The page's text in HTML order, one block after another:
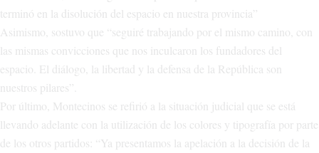
terminó en la disolución del espacio en nuestra provincia”
Asimismo, sostuvo que “seguiré trabajando por el mismo camino, con
las mismas convicciones que nos inculcaron los fundadores del
espacio. El diálogo, la libertad y la defensa de la República son
nuestros pilares”.
Por último, Montecinos se refirió a la situación judicial que se está
llevando adelante con la utilización de los colores y tipografía por parte
de los otros partidos: “Ya presentamos la apelación a la decisión de la